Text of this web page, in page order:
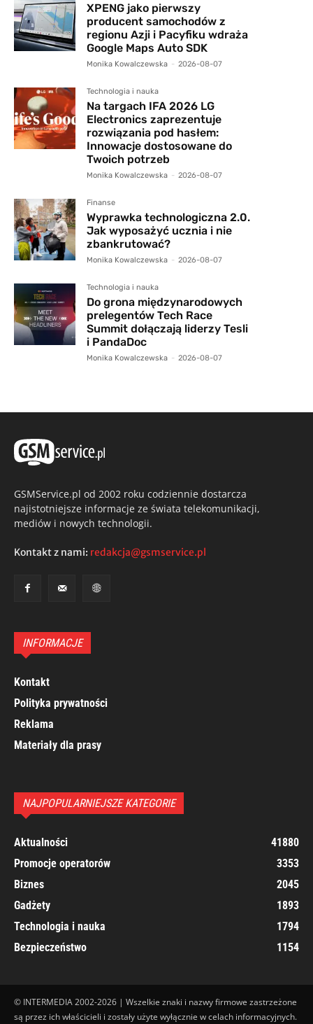
XPENG jako pierwszy
producent samochodów z
regionu Azji i Pacyfiku wdraża
Google Maps Auto SDK
Monika Kowalczewska - 2026-08-07
Technologia i nauka
Na targach IFA 2026 LG
Electronics zaprezentuje
rozwiązania pod hasłem:
Innowacje dostosowane do
Twoich potrzeb
Monika Kowalczewska - 2026-08-07
Finanse
Wyprawka technologiczna 2.0.
Jak wyposażyć ucznia i nie
zbankrutować?
Monika Kowalczewska - 2026-08-07
Technologia i nauka
Do grona międzynarodowych
prelegentów Tech Race
Summit dołączają liderzy Tesli
i PandaDoc
Monika Kowalczewska - 2026-08-07
GSMService.pl od 2002 roku codziennie dostarcza
najistotniejsze informacje ze świata telekomunikacji,
mediów i nowych technologii.
Kontakt z nami: redakcja@gsmservice.pl
INFORMACJE
Kontakt
Polityka prywatności
Reklama
Materiały dla prasy
NAJPOPULARNIEJSZE KATEGORIE
Aktualności
41880
Promocje operatorów
3353
Biznes
2045
Gadżety
1893
Technologia i nauka
1794
Bezpieczeństwo
1154
© INTERMEDIA 2002-2026 | Wszelkie znaki i nazwy firmowe zastrzeżone
są przez ich właścicieli i zostały użyte wyłącznie w celach informacyjnych.